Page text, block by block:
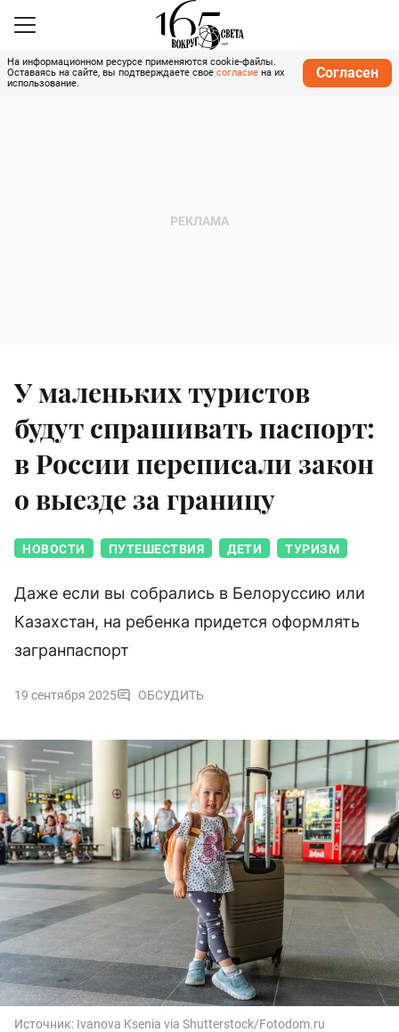
На информационном ресурсе применяются cookie-файлы.
Оставаясь на сайте, вы подтверждаете свое согласие на их
использование.
Согласен
У маленьких туристов
будут спрашивать паспорт:
в России переписали закон
о выезде за границу
НОВОСТИ ПУТЕШЕСТВИЯ ДЕТИ ТУРИЗМ
Даже если вы собрались в Белоруссию или
Казахстан, на ребенка придется оформлять
загранпаспорт
19 сентября 2025 ОБСУДИТЬ
Источник: Ivanova Ksenia via Shutterstock/Fotodom.ru